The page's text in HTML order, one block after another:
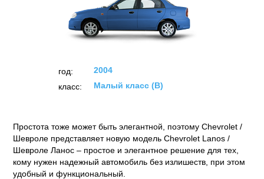
год:
2004
класс:
Малый класс (B)
Простота тоже может быть элегантной, поэтому Chevrolet /
Шевроле представляет новую модель Chevrolet Lanos /
Шевроле Ланос – простое и элегантное решение для тех,
кому нужен надежный автомобиль без излишеств, при этом
удобный и функциональный.